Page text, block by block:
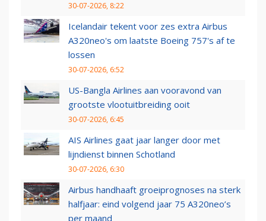
30-07-2026, 8:22
Icelandair tekent voor zes extra Airbus
A320neo's om laatste Boeing 757's af te
lossen
30-07-2026, 6:52
US-Bangla Airlines aan vooravond van
grootste vlootuitbreiding ooit
30-07-2026, 6:45
AIS Airlines gaat jaar langer door met
lijndienst binnen Schotland
30-07-2026, 6:30
Airbus handhaaft groeiprognoses na sterk
halfjaar: eind volgend jaar 75 A320neo’s
per maand